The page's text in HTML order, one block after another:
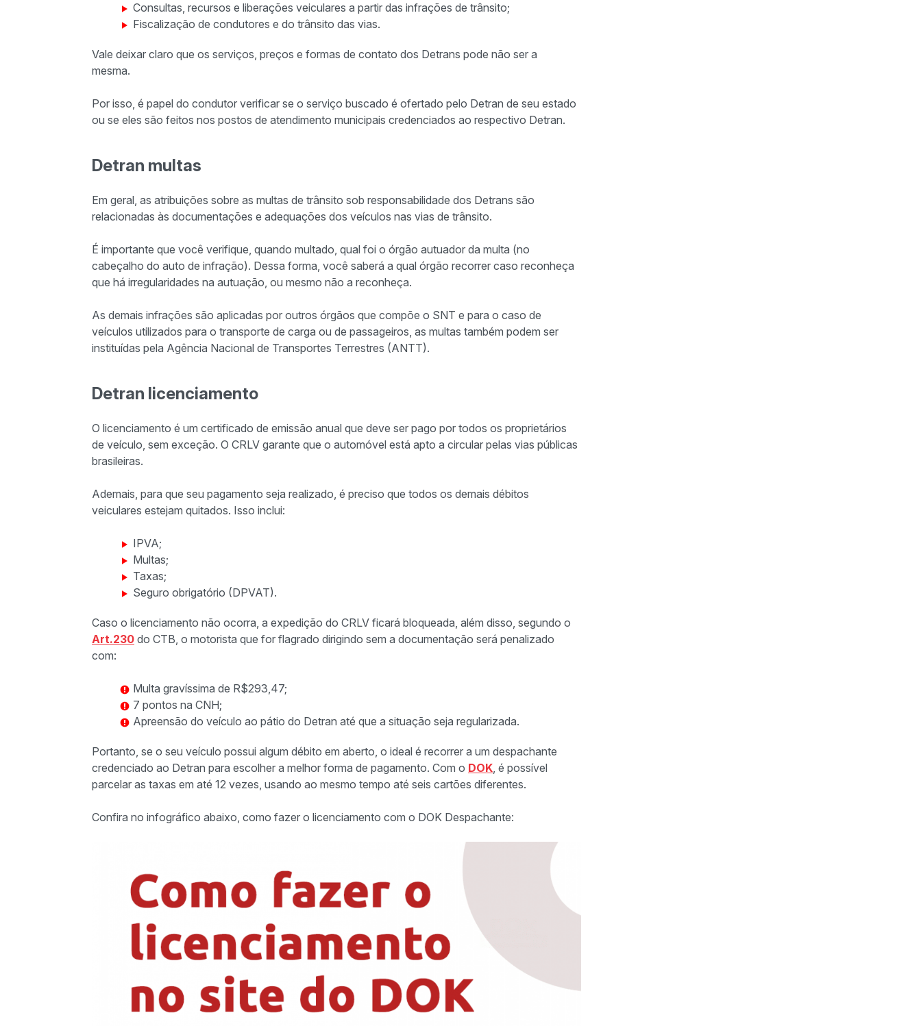
Consultas, recursos e liberações veiculares a partir das infrações de trânsito;
Fiscalização de condutores e do trânsito das vias.
Vale deixar claro que os serviços, preços e formas de contato dos Detrans pode não ser a
mesma.
Por isso, é papel do condutor verificar se o serviço buscado é ofertado pelo Detran de seu estado
ou se eles são feitos nos postos de atendimento municipais credenciados ao respectivo Detran.
Detran multas
Em geral, as atribuições sobre as multas de trânsito sob responsabilidade dos Detrans são
relacionadas às documentações e adequações dos veículos nas vias de trânsito.
É importante que você verifique, quando multado, qual foi o órgão autuador da multa (no
cabeçalho do auto de infração). Dessa forma, você saberá a qual órgão recorrer caso reconheça
que há irregularidades na autuação, ou mesmo não a reconheça.
As demais infrações são aplicadas por outros órgãos que compõe o SNT e para o caso de
veículos utilizados para o transporte de carga ou de passageiros, as multas também podem ser
instituídas pela Agência Nacional de Transportes Terrestres (ANTT).
Detran licenciamento
O licenciamento é um certificado de emissão anual que deve ser pago por todos os proprietários
de veículo, sem exceção. O CRLV garante que o automóvel está apto a circular pelas vias públicas
brasileiras.
Ademais, para que seu pagamento seja realizado, é preciso que todos os demais débitos
veiculares estejam quitados. Isso inclui:
IPVA;
Multas;
Taxas;
Seguro obrigatório (DPVAT).
Caso o licenciamento não ocorra, a expedição do CRLV ficará bloqueada, além disso, segundo o
Art.230 do CTB, o motorista que for flagrado dirigindo sem a documentação será penalizado
com:
Multa gravíssima de R$293,47;
7 pontos na CNH;
Apreensão do veículo ao pátio do Detran até que a situação seja regularizada.
Portanto, se o seu veículo possui algum débito em aberto, o ideal é recorrer a um despachante
credenciado ao Detran para escolher a melhor forma de pagamento. Com o DOK, é possível
parcelar as taxas em até 12 vezes, usando ao mesmo tempo até seis cartões diferentes.
Confira no infográfico abaixo, como fazer o licenciamento com o DOK Despachante: